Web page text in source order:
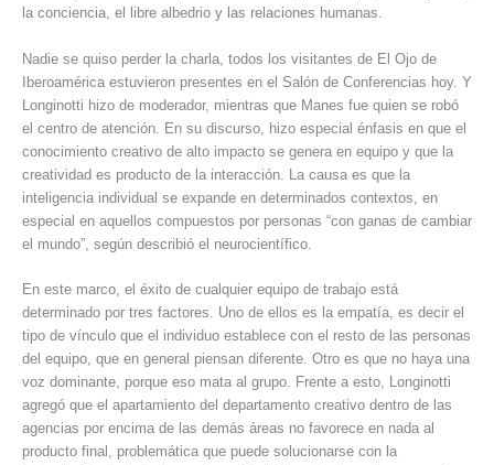
la conciencia, el libre albedrio y las relaciones humanas.
Nadie se quiso perder la charla, todos los visitantes de El Ojo de
Iberoamérica estuvieron presentes en el Salón de Conferencias hoy. Y
Longinotti hizo de moderador, mientras que Manes fue quien se robó
el centro de atención. En su discurso, hizo especial énfasis en que el
conocimiento creativo de alto impacto se genera en equipo y que la
creatividad es producto de la interacción. La causa es que la
inteligencia individual se expande en determinados contextos, en
especial en aquellos compuestos por personas “con ganas de cambiar
el mundo”, según describió el neurocientífico.
En este marco, el éxito de cualquier equipo de trabajo está
determinado por tres factores. Uno de ellos es la empatía, es decir el
tipo de vínculo que el individuo establece con el resto de las personas
del equipo, que en general piensan diferente. Otro es que no haya una
voz dominante, porque eso mata al grupo. Frente a esto, Longinotti
agregó que el apartamiento del departamento creativo dentro de las
agencias por encima de las demás áreas no favorece en nada al
producto final, problemática que puede solucionarse con la